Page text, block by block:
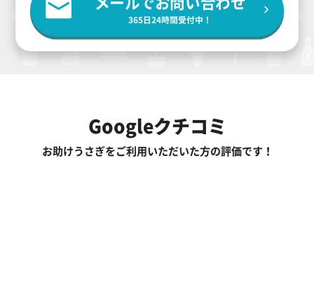
365日24時間受付中！
Googleクチコミ
お助けうさぎをご利用いただいた方の評価です！